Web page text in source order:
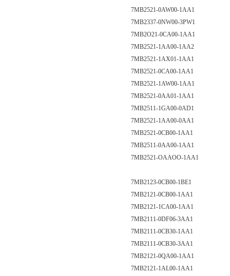
7MB2521-0AW00-1AA1
7MB2337-0NW00-3PW1
7MB2O21-0CA00-1AA1
7MB2521-1AA00-1AA2
7MB2521-1AX01-1AA1
7MB2521-0CA00-1AA1
7MB2521-1AW00-1AA1
7MB2521-0AA01-1AA1
7MB2511-1GA00-0AD1
7MB2521-1AA00-0AA1
7MB2521-0CB00-1AA1
7MB2511-0AA00-1AA1
7MB2521-OAAOO-1AA1
7MB2123-0CB00-1BE1
7MB2121-0CB00-1AA1
7MB2121-1CA00-1AA1
7MB2111-0DF06-3AA1
7MB2111-0CB30-1AA1
7MB2111-0CB30-3AA1
7MB2121-0QA00-1AA1
7MB2121-1AL00-1AA1